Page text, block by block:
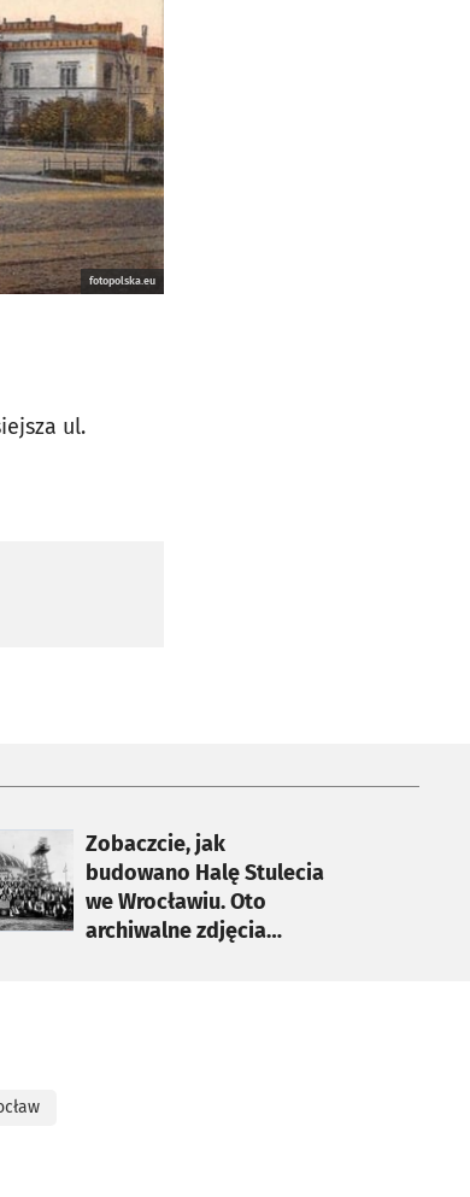
fotopolska.eu
ul.
Zobaczcie, jak
budowano Halę Stulecia
we Wrocławiu. Oto
archiwalne zdjęcia
się w nowej karcie